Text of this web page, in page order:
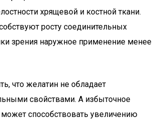
хрящевой и костной ткани.
росту соединительных
зрения наружное применение менее
что желатин не обладает
свойствами. А избыточное
может способствовать увеличению